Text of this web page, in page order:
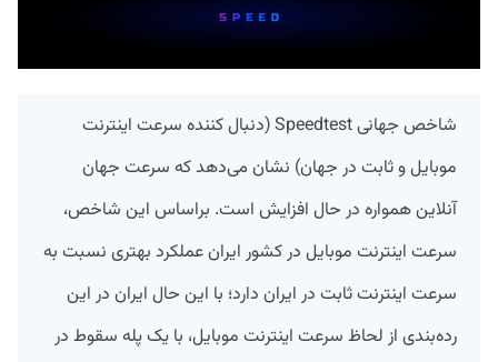
شاخص جهانی Speedtest (دنبال کننده سرعت اینترنت
موبایل و ثابت در جهان) نشان می‌دهد که سرعت جهان
آنلاین همواره در حال افزایش است. براساس این شاخص،
سرعت اینترنت موبایل در کشور ایران عملکرد بهتری نسبت به
سرعت اینترنت ثابت در ایران دارد؛ با این حال ایران در این
رده‌بندی از لحاظ سرعت اینترنت موبایل، با یک پله سقوط در